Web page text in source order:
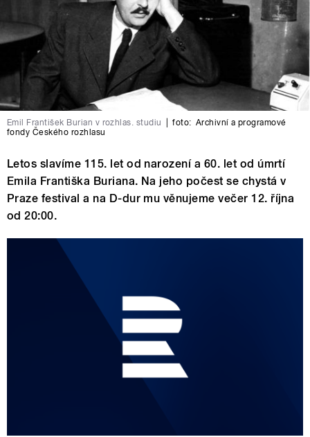
Emil František Burian v rozhlas. studiu foto: Archivní a programové
fondy Českého rozhlasu
Letos slavíme 115. let od narození a 60. let od úmrtí
Emila Františka Buriana. Na jeho počest se chystá v
Praze festival a na D-dur mu věnujeme večer 12. října
od 20:00.